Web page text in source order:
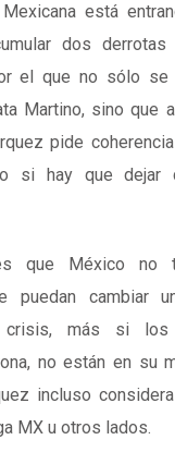
está
dos
el que no sólo
Martino, sino que
pide
si hay que dejar
que México no
puedan cambiar
crisis, más si los
no están en su
incluso
MX u otros lados.